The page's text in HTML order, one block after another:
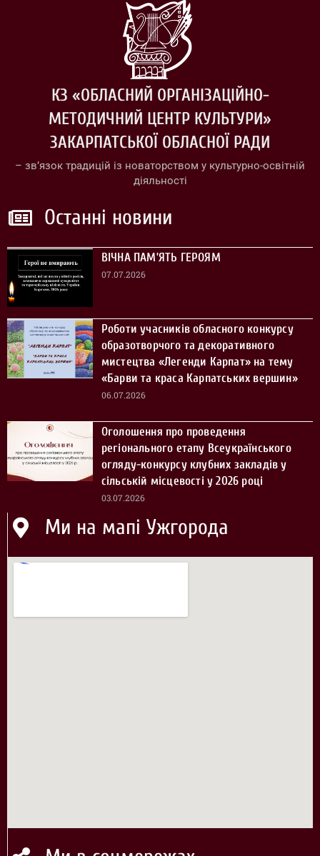
КЗ «ОБЛАСНИЙ ОРГАНІЗАЦІЙНО-
МЕТОДИЧНИЙ ЦЕНТР КУЛЬТУРИ»
ЗАКАРПАТСЬКОЇ ОБЛАСНОЇ РАДИ
– зв’язок традицій із новаторством у культурно-освітній
діяльності
Останні новини
ВІЧНА ПАМ’ЯТЬ ГЕРОЯМ
07.07.2026
Роботи учасників обласного конкурсу
образотворчого та декоративного
мистецтва «Легенди Карпат» на тему
«Барви та краса Карпатських вершин»
06.07.2026
Оголошення про проведення
регіонального етапу Всеукраїнського
огляду-конкурсу клубних закладів у
сільській місцевості у 2026 році
03.07.2026
Ми на мапі Ужгорода